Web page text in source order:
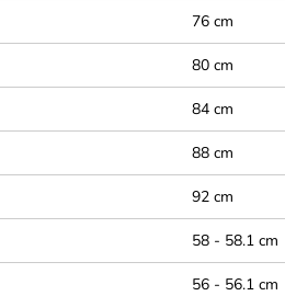
76 cm
80 cm
84 cm
88 cm
92 cm
58 - 58.1 cm
56 - 56.1 cm